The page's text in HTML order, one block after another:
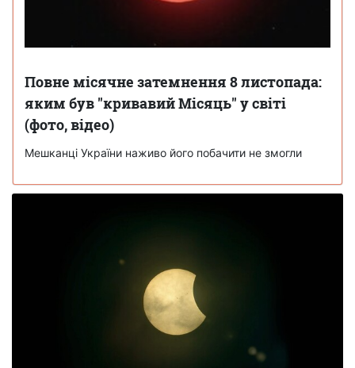
Повне місячне затемнення 8 листопада:
яким був "кривавий Місяць" у світі
(фото, відео)
Мешканці України наживо його побачити не змогли